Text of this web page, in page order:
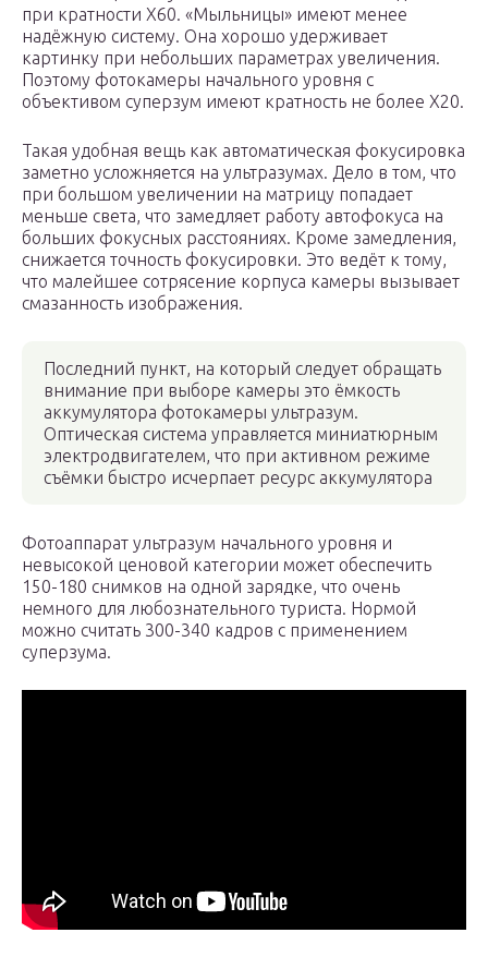
при кратности Х60. «Мыльницы» имеют менее
надёжную систему. Она хорошо удерживает
картинку при небольших параметрах увеличения.
Поэтому фотокамеры начального уровня с
объективом суперзум имеют кратность не более Х20.
Такая удобная вещь как автоматическая фокусировка
заметно усложняется на ультразумах. Дело в том, что
при большом увеличении на матрицу попадает
меньше света, что замедляет работу автофокуса на
больших фокусных расстояниях. Кроме замедления,
снижается точность фокусировки. Это ведёт к тому,
что малейшее сотрясение корпуса камеры вызывает
смазанность изображения.
Последний пункт, на который следует обращать
внимание при выборе камеры это ёмкость
аккумулятора фотокамеры ультразум.
Оптическая система управляется миниатюрным
электродвигателем, что при активном режиме
съёмки быстро исчерпает ресурс аккумулятора
Фотоаппарат ультразум начального уровня и
невысокой ценовой категории может обеспечить
150-180 снимков на одной зарядке, что очень
немного для любознательного туриста. Нормой
можно считать 300-340 кадров с применением
суперзума.